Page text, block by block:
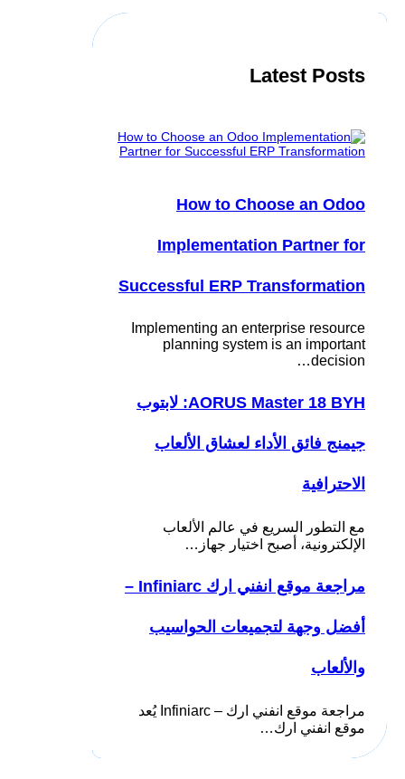
Latest Posts
How to Choose an Odoo
Implementation Partner for
Successful ERP Transformation
Implementing an enterprise resource
planning system is an important
decision…
AORUS Master 18 BYH: لابتوب
جيمنج فائق الأداء لعشاق الألعاب
الاحترافية
مع التطور السريع في عالم الألعاب
الإلكترونية، أصبح اختيار جهاز…
مراجعة موقع انفني ارك Infiniarc –
أفضل وجهة لتجميعات الحواسيب
والألعاب
مراجعة موقع انفني ارك – Infiniarc يُعد
موقع انفني ارك…